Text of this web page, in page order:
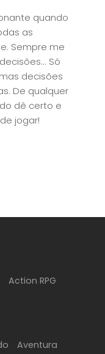
quando
as
Sempre me
Só
decisões
De qualquer
dê certo e
jogar!
Action RPG
Aventura